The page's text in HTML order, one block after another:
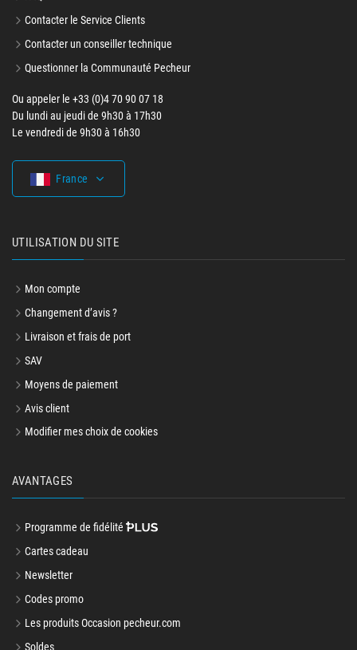
Contacter le Service Clients
Contacter un conseiller technique
Questionner la Communauté Pecheur
Ou appeler le +33 (0)4 70 90 07 18
Du lundi au jeudi de 9h30 à 17h30
Le vendredi de 9h30 à 16h30
France
UTILISATION DU SITE
Mon compte
Changement d’avis ?
Livraison et frais de port
SAV
Moyens de paiement
Avis client
Modifier mes choix de cookies
AVANTAGES
Programme de fidélité
Cartes cadeau
Newsletter
Codes promo
Les produits Occasion pecheur.com
Soldes